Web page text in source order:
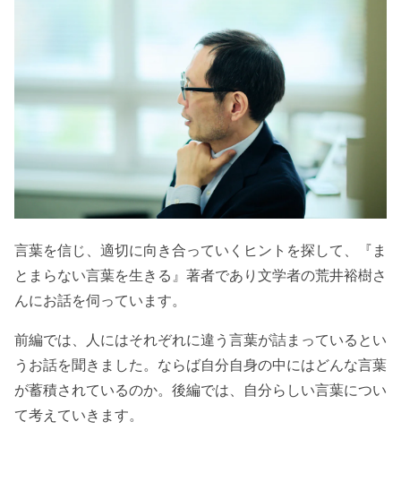
言葉を信じ、適切に向き合っていくヒントを探して、『ま
とまらない言葉を生きる』著者であり文学者の荒井裕樹さ
んにお話を伺っています。
前編では、人にはそれぞれに違う言葉が詰まっているとい
うお話を聞きました。ならば自分自身の中にはどんな言葉
が蓄積されているのか。後編では、自分らしい言葉につい
て考えていきます。